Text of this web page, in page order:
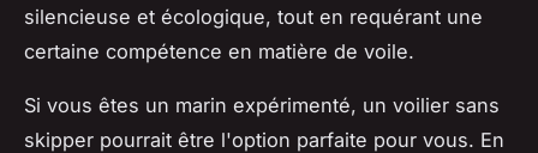
silencieuse et écologique, tout en requérant une
certaine compétence en matière de voile.
Si vous êtes un marin expérimenté, un voilier sans
skipper pourrait être l'option parfaite pour vous. En